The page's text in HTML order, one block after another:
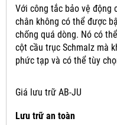
Với công tắc bảo vệ động
chân không có thể được
chống quá dòng. Nó có
cột cầu trục Schmalz mà
phức tạp và có thể tùy
Giá lưu trữ AB-JU
Lưu trữ an toàn